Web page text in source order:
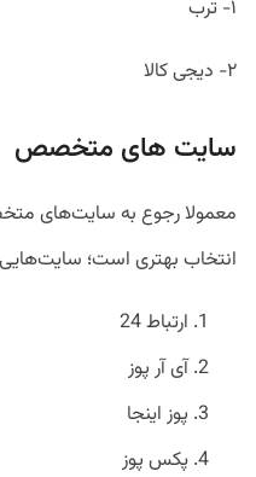
۱- ترب
۲- دیجی کالا
سایت های متخصص
معمولا رجوع به سایت‌های
انتخاب بهتری است؛ سایت‌هایی
ارتباط 24
آی آر پوز
پوز اینجا
پکس پوز